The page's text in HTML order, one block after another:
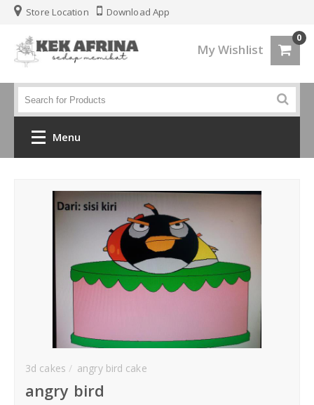
Store Location Download App
My Wishlist
0
Menu
Jenis Kek
Kek Kahwin
Kek Birthday
Kek Hantaran
Same Day Delivery
3d cakes angry bird cake
angry bird